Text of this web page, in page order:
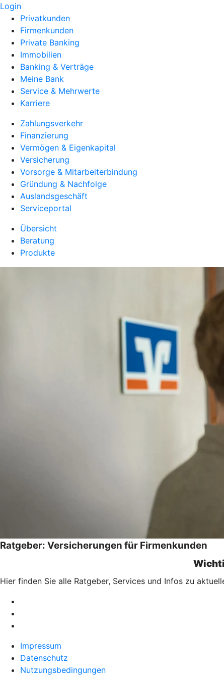
Login
Privatkunden
Firmenkunden
Private Banking
Immobilien
Banking & Verträge
Meine Bank
Service & Mehrwerte
Karriere
Zahlungsverkehr
Finanzierung
Vermögen & Eigenkapital
Versicherung
Vorsorge & Mitarbeiterbindung
Gründung & Nachfolge
Auslandsgeschäft
Serviceportal
Übersicht
Beratung
Produkte
Ratgeber: Versicherungen für Firmenkunden
Hier finden Sie alle Ratgeber, Services und Infos zu
Impressum
Datenschutz
Nutzungsbedingungen